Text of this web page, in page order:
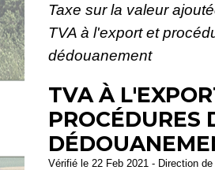
Taxe sur la valeur
TVA à l'export et
dédouanement
TVA À
PROCÉDURES
Vérifié le 22 Feb 2021 - Direction